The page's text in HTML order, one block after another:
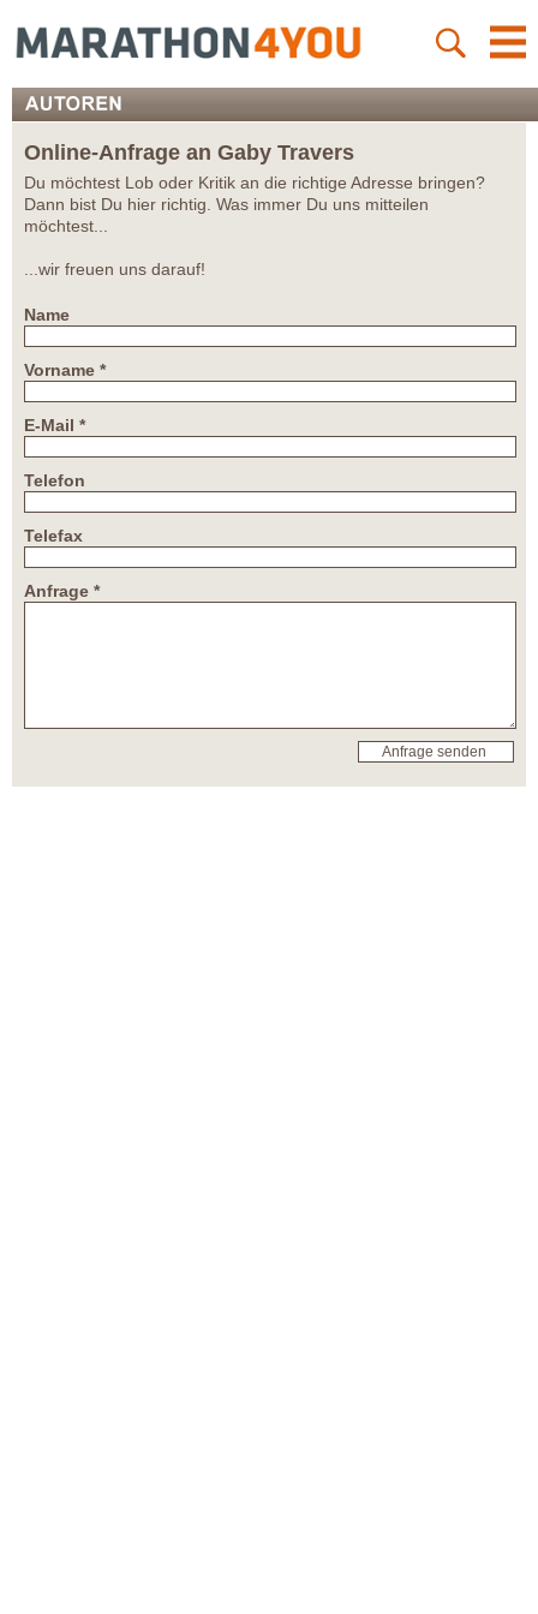
Online-Anfrage an Gaby Travers
Du möchtest Lob oder Kritik an die richtige Adresse bringen?
Dann bist Du hier richtig. Was immer Du uns mitteilen
möchtest...
...wir freuen uns darauf!
Name
Vorname *
E-Mail *
Telefon
Telefax
Anfrage *